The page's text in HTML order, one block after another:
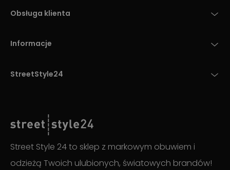
Obsługa klienta
Informacje
StreetStyle24
Street Style 24 to sklep z markowym obuwiem i
odzieżą Twoich ulubionych, światowych brandów!